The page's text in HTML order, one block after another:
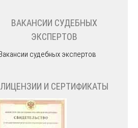
ВАКАНСИИ СУДЕБНЫХ
ЭКСПЕРТОВ
ЛИЦЕНЗИИ И СЕРТИФИКАТЫ